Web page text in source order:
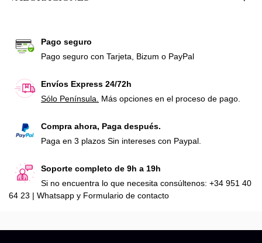
Pago seguro
Pago seguro con Tarjeta, Bizum o PayPal
Envíos Express 24/72h
Sólo Península. Más opciones en el proceso de pago.
Compra ahora, Paga después.
Paga en 3 plazos Sin intereses con Paypal.
Soporte completo de 9h a 19h
Si no encuentra lo que necesita consúltenos: +34 951 40
64 23 | Whatsapp y Formulario de contacto